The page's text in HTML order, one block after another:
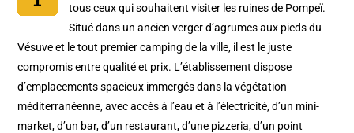
tous ceux qui souhaitent visiter les ruines de Pompeï.
Situé dans un ancien verger d’agrumes aux pieds du
Vésuve et le tout premier camping de la ville, il est le juste
compromis entre qualité et prix. L’établissement dispose
d’emplacements spacieux immergés dans la végétation
méditerranéenne, avec accès à l’eau et à l’électricité, d’un mini-
market, d’un bar, d’un restaurant, d’une pizzeria, d’un point